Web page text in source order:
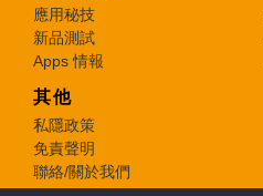
應用秘技
新品測試
Apps 情報
其他
私隱政策
免責聲明
聯絡/關於我們